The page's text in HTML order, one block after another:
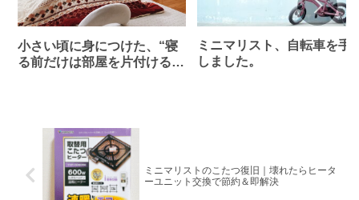
小さい頃に身につけた、“寝
る前だけは部屋を片付ける習
ミニマリスト、自転車を手
しました。
ミニマリストのこたつ復旧｜壊れたらヒータ
ーユニット交換で節約＆即解決